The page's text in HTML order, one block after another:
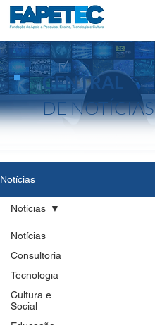
CENTRAL
DE NOTÍCIAS
Notícias
Notícias
Consultoria
Tecnologia
Cultura e
Social
Notícias